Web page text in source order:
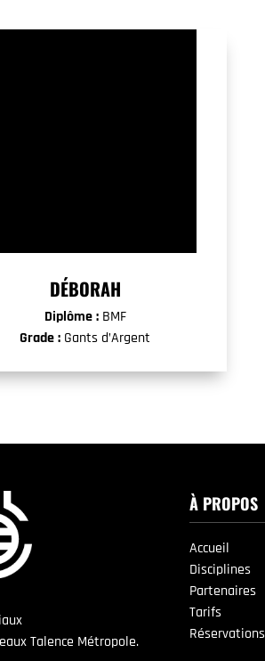
DÉBORAH
Diplôme :BMF
Grade : Gants d’Argent
Talence Métropole.
À PROPOS
Accueil
Disciplines
Partenaires
Tarifs
Réservations